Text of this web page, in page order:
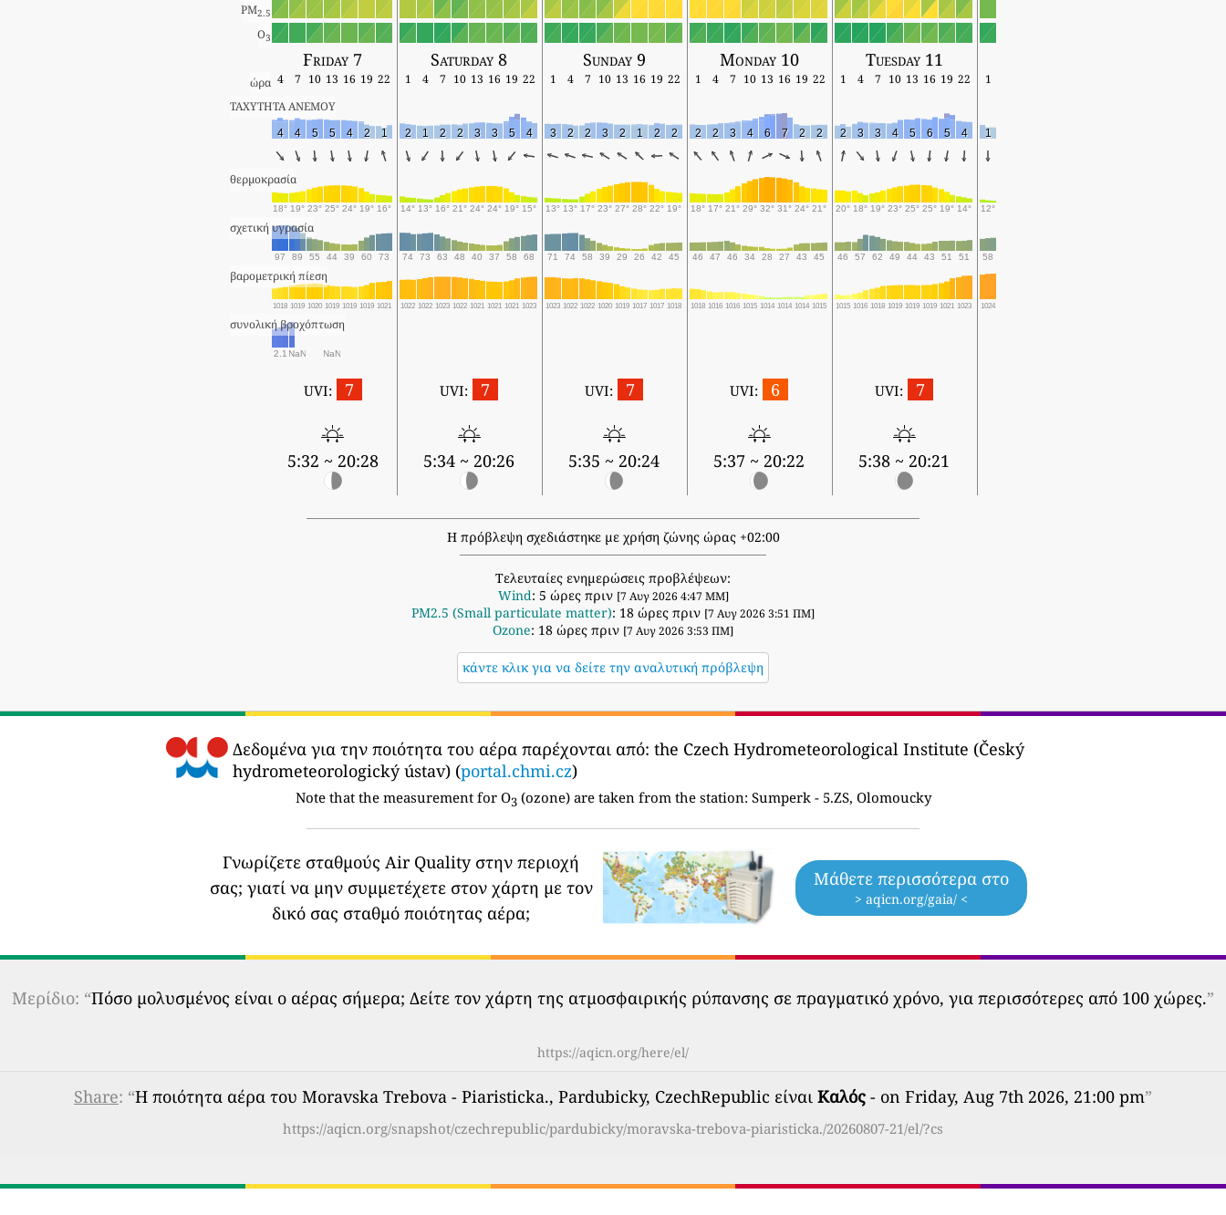
PM2.5
O3
Friday 7 Saturday 8 Sunday 9 Monday 10 Tuesday 11
ώρα 4 7 10 13 16 19 22 1 4 7 10 13 16 19 22 1 4 7 10 13 16 19 22 1 4 7 10 13 16 19 22 1 4 7 10 13 16 19 22
1
ΤΑΧΥΤΗΤΑ ΑΝΕΜΟΥ
4 4 5 5 4 2 1 2 1 2 2 3 3 5 4 3 2 2 3 2 1 2 2 2 2 3 4 6 7 2 2 2 3 3 4 5 6 5 4 1
θερμοκρασία
18° 19° 23° 25° 24° 19° 16° 14° 13° 16° 21° 24° 24° 19° 15° 13° 13° 17° 23° 27° 28° 22° 19° 18° 17° 21° 29° 32° 31° 24° 21° 20° 18° 19° 23° 25° 25° 19° 14° 12°
σχετική υγρασία
97 89 55 44 39 60 73 74 73 63 48 40 37 58 68 71 74 58 39 29 26 42 45 46 47 46 34 28 27 43 45 46 57 62 49 44 43 51 51 58
βαρομετρική πίεση
1018 1019 1020 1019 1019 1019 1021 1022 1022 1023 1022 1021 1021 1021 1023 1023 1022 1022 1020 1019 1017 1017 1018 1018 1016 1016 1015 1014 1014 1014 1015 1015 1016 1018 1019 1019 1019 1021 1023 1024
συνολική βροχόπτωση
2.1 NaN NaN
UVI: 7
5:32 ~ 20:28
UVI: 7
5:34 ~ 20:26
UVI: 7
5:35 ~ 20:24
UVI: 6
5:37 ~ 20:22
UVI: 7
5:38 ~ 20:21
Η πρόβλεψη σχεδιάστηκε με χρήση ζώνης ώρας +02:00
Τελευταίες ενημερώσεις προβλέψεων:
Wind: 5 ώρες πριν [7 Αυγ 2026 4:47 ΜΜ]
PM2.5 (Small particulate matter): 18 ώρες πριν [7 Αυγ 2026 3:51 ΠΜ]
Ozone: 18 ώρες πριν [7 Αυγ 2026 3:53 ΠΜ]
κάντε κλικ για να δείτε την αναλυτική πρόβλεψη
Δεδομένα για την ποιότητα του αέρα παρέχονται από: the Czech Hydrometeorological Institute (Český
hydrometeorologický ústav) (portal.chmi.cz)
Note that the measurement for O3(ozone) are taken from the station: Sumperk - 5.ZS, Olomoucky
Γνωρίζετε σταθμούς Air Quality στην περιοχή
σας; γιατί να μην συμμετέχετε στον χάρτη με τον
δικό σας σταθμό ποιότητας αέρα;
Μάθετε περισσότερα στο
> aqicn.org/gaia/ <
Μερίδιο: “Πόσο μολυσμένος είναι ο αέρας σήμερα; Δείτε τον χάρτη της ατμοσφαιρικής ρύπανσης σε πραγματικό χρόνο, για περισσότερες από 100 χώρες.”
https://aqicn.org/here/el/
Share: “Η ποιότητα αέρα του Moravska Trebova - Piaristicka., Pardubicky, CzechRepublic είναι Καλός - on Friday, Aug 7th 2026, 21:00 pm”
https://aqicn.org/snapshot/czechrepublic/pardubicky/moravska-trebova-piaristicka./20260807-21/el/?cs